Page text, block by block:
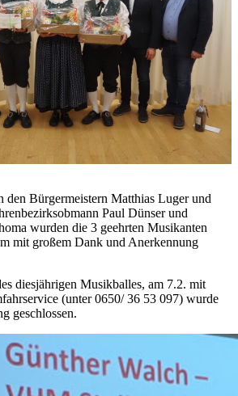
den Bürgermeistern Matthias Luger und
Paul Dünser und
wurden die 3 geehrten Musikanten
mit großem Dank und Anerkennung
diesjährigen Musikballes, am 7.2. mit
(unter 0650/ 36 53 097) wurde
geschlossen.